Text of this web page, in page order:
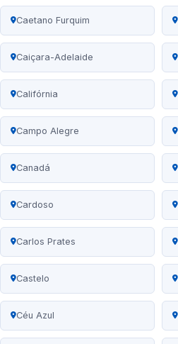
Caetano Furquim
Caiçara-Adelaide
Califórnia
Campo Alegre
Canadá
Cardoso
Carlos Prates
Castelo
Céu Azul